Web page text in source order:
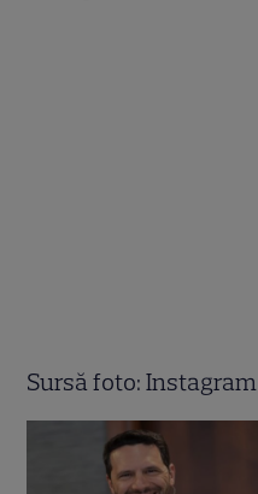
Sursă foto: Instagram